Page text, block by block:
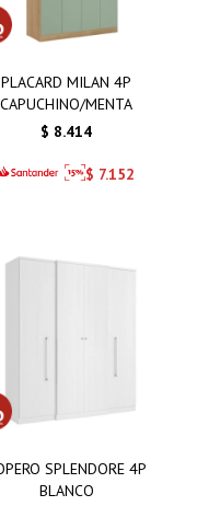
PLACARD MILAN 4P
CAPUCHINO/MENTA
$ 8.414
$ 7.152
SPLENDORE 4P
BLANCO